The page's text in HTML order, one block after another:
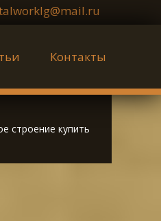
Контакты
строение купить